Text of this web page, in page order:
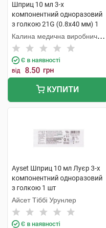
Шприц 10 мл 3-х
компонентний одноразовий
з голкою 21G (0.8х40 мм) 1
шт
Калина медична виробнича
компанія
Є в наявності
від 8.50 грн
КУПИТИ
Ayset Шприц 10 мл Луєр 3-х
компонентний одноразовий
з голкою 1 шт
Айсет Тіббі Урунлер
Є в наявності